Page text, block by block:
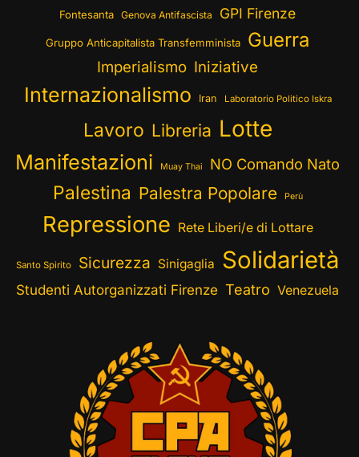
Fontesanta Genova Antifascista GPI Firenze
Gruppo Anticapitalista Transfemminista Guerra
Imperialismo Iniziative
Internazionalismo Iran Laboratorio Politico Iskra
Lavoro Libreria Lotte
Manifestazioni Muay Thai NO Comando Nato
Palestina Palestra Popolare Perù
Repressione Rete Liberi/e di Lottare
Santo Spirito Sicurezza Sinigaglia Solidarietà
Studenti Autorganizzati Firenze Teatro Venezuela